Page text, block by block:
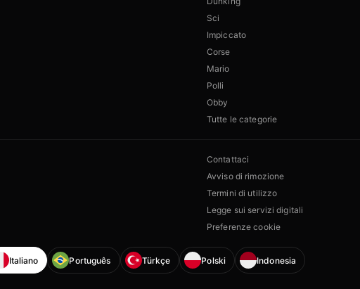
Sci
Impiccato
Corse
Mario
Polli
Obby
Tutte le categorie
Contattaci
Avviso di rimozione
Termini di utilizzo
Legge sui servizi digitali
Preferenze cookie
Italiano Português Türkçe Polski Indonesia